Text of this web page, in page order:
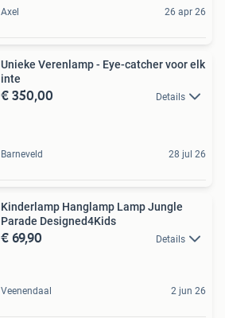
Axel 26 apr 26
Unieke Verenlamp - Eye-catcher voor elk
inte
€ 350,00 Details
Barneveld 28 jul 26
Kinderlamp Hanglamp Lamp Jungle
Parade Designed4Kids
€ 69,90 Details
Veenendaal 2 jun 26